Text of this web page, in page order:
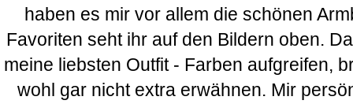
haben es mir vor allem die schönen
Favoriten seht ihr auf den Bildern oben.
meine liebsten Outfit - Farben aufgreifen,
wohl gar nicht extra erwähnen. Mir